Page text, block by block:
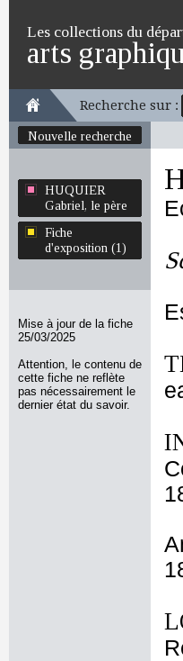
Les collections du
arts
Recherche sur :
Nouvelle recherche
HUQUIER
Gabriel, le père
Fiche
d'exposition (1)
Mise à jour de la fiche
25/03/2025
Attention, le contenu de
cette fiche ne reflète
pas nécessairement le
dernier état du savoir.